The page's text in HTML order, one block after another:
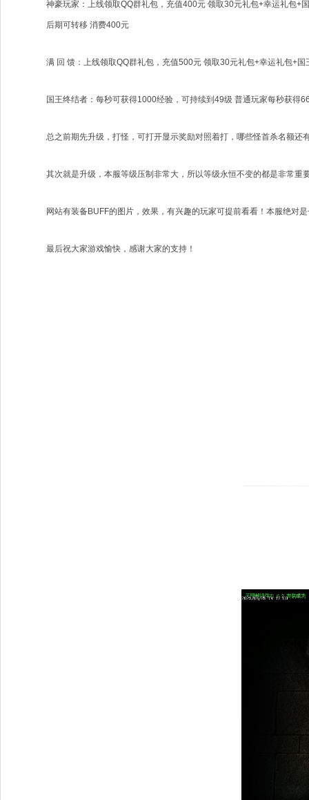
神豪玩家：上线领取QQ群礼包，充值400元 领取30元礼包+幸运礼包
后期可转移 消费400元
满 回 馈：上线领取QQ群礼包，充值500元 领取30元礼包+幸运礼包+
国王终结者：每秒可获得1000经验，可持续到49级 普通玩家每秒获得
总之前期先升级，打怪，可打开显示奖励对照着打，哪些怪首杀名额
其次就是升级，本服等级压制非常大，所以等级永恒不变的都是非常
网站有装备BUFF的图片，效果，有兴趣的玩家可提前看看！本服绝对
最后祝大家游戏愉快，感谢大家的支持！